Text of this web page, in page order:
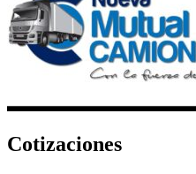
Cotizaciones